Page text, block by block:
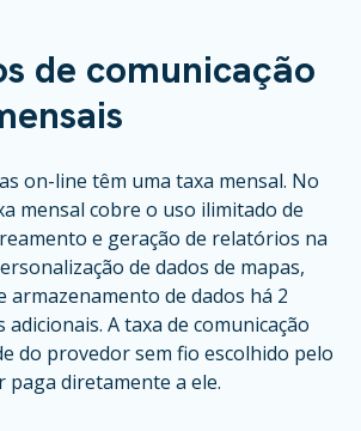
de comunicação
on-line têm uma taxa mensal. No
mensal cobre o uso ilimitado de
e geração de relatórios na
de dados de mapas,
armazenamento de dados há 2
adicionais. A taxa de comunicação
do provedor sem fio escolhido pelo
paga diretamente a ele.